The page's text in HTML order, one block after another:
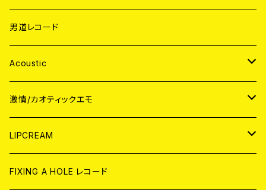
男道レコード
Acoustic
JAPAN
CD
ANALOG
WORLD
CD
激情/カオティックエモ
JAPAN
CD
WORLD
LIPCREAM
CD
FIXING A HOLE レコード